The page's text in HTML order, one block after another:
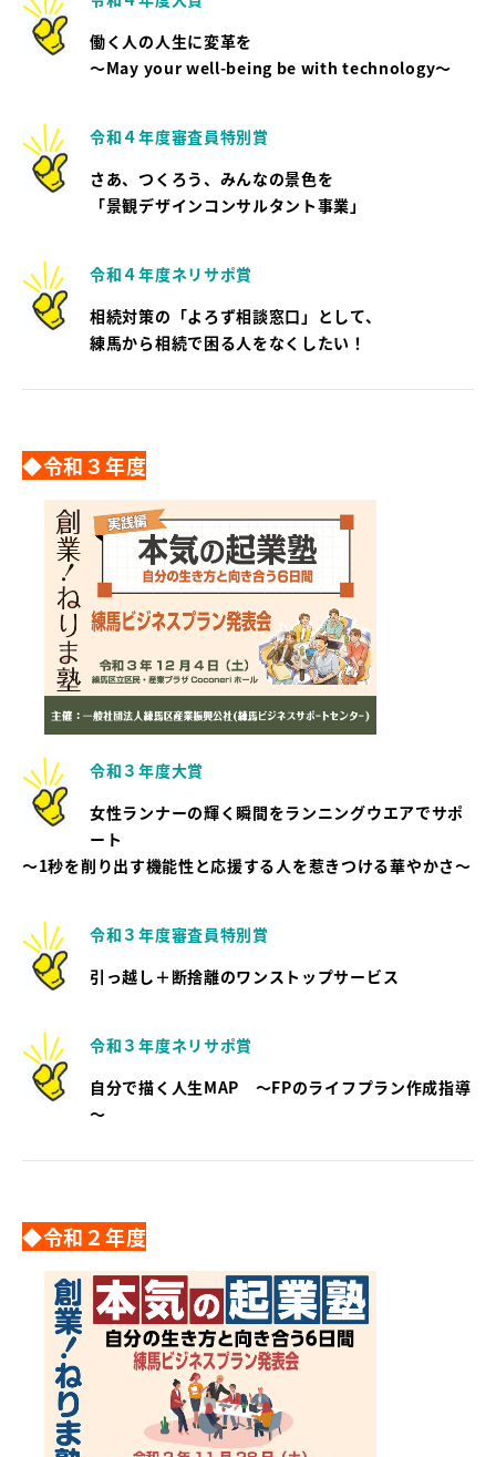
働く人の人生に変革を
～May your well-being be with technology～
令和４年度審査員特別賞
さあ、つくろう、みんなの景色を
「景観デザインコンサルタント事業」
令和４年度ネリサポ賞
相続対策の「よろず相談窓口」として、
練馬から相続で困る人をなくしたい！
◆令和３年度
令和３年度大賞
女性ランナーの輝く瞬間をランニングウエアでサポ
ート
～1秒を削り出す機能性と応援する人を惹きつける華やかさ～
令和３年度審査員特別賞
引っ越し＋断捨離のワンストップサービス
令和３年度ネリサポ賞
自分で描く人生MAP ～FPのライフプラン作成指導
～
◆令和２年度